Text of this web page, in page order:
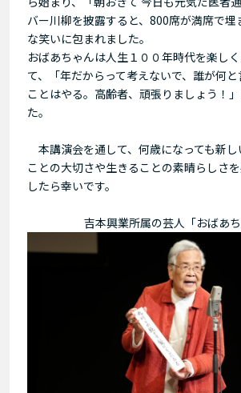
バー川柳を披露すると、800席が満席で埋
な笑いに包まれました。
おばあちゃんは人生１００年時代を楽し
て、「年だからって考えないで、誰が何
ことはやる。高齢者、頑張りましょう！
た。
本講演会を通して、何歳になっても新
ことの大切さや生きることの素晴らしさ
したら幸いです。
吉本興業所属の芸人「おばあち